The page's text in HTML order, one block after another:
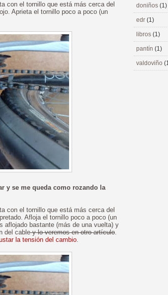
con el tornillo que está más cerca del
Aprieta el tornillo poco a poco (un
y se me queda como rozando la
con el tornillo que está más cerca del
Afloja el tornillo poco a poco (un
aflojado bastante (más de una vuelta) y
del cabley lo veremos en otro artículo.
la tensión del cambio.
doniños (1)
edr (1)
libros (1)
pantín (1)
valdoviño